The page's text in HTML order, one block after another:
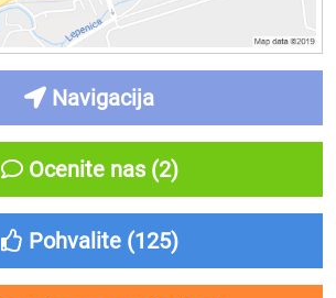
Navigacija
Ocenite nas (2)
Pohvalite (125)